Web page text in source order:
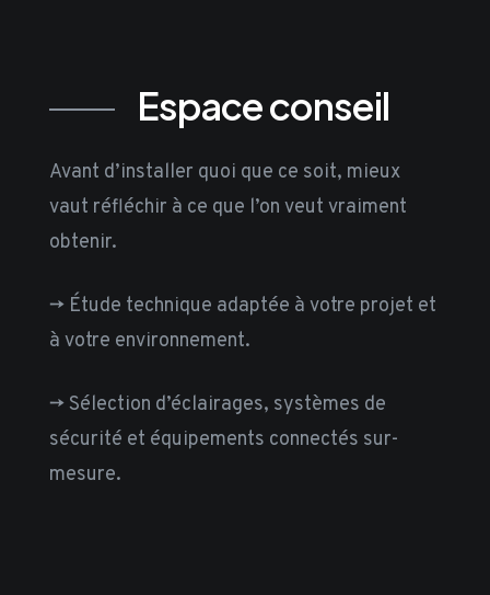
Espace conseil
Avant d’installer quoi que ce soit, mieux
vaut réfléchir à ce que l’on veut vraiment
obtenir.
-> Étude technique adaptée à votre projet et
à votre environnement.
-> Sélection d’éclairages, systèmes de
sécurité et équipements connectés sur-
mesure.